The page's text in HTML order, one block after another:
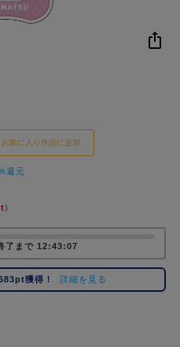
お気に入り作品に追加
還元
）
了まで 12:43:07
獲得！ 詳細を見る